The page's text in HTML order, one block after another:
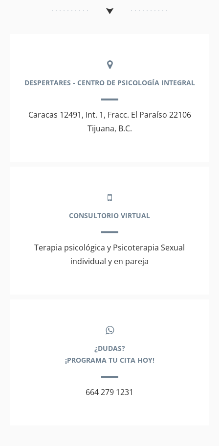
DESPERTARES - CENTRO DE PSICOLOGÍA INTEGRAL
Caracas 12491, Int. 1, Fracc. El Paraíso 22106
Tijuana, B.C.
CONSULTORIO VIRTUAL
Terapia psicológica y Psicoterapia Sexual
individual y en pareja
¿DUDAS?
¡PROGRAMA TU CITA HOY!
664 279 1231